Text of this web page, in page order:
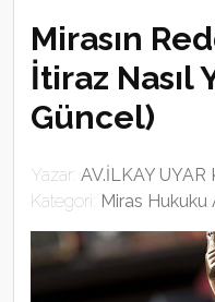
Mirasın
İtiraz Nasıl
Güncel)
Yazar: AV.İLKAY UYAR
Kategori: Miras Hukuku